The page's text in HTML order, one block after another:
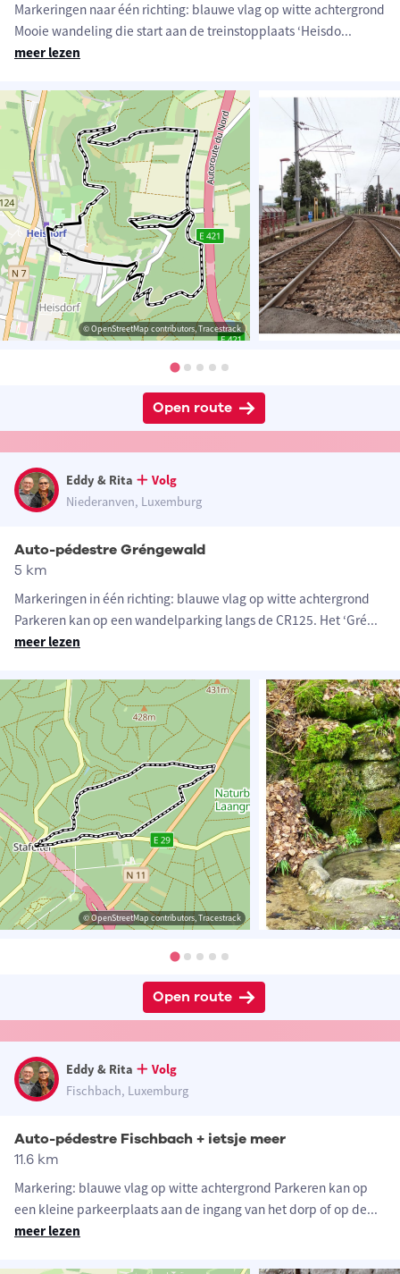
Markeringen naar één richting: blauwe vlag op witte achtergrond
Mooie wandeling die start aan de treinstopplaats ‘Heisdo...
meer lezen
© OpenStreetMap contributors, Tracestrack
Open route
Eddy & Rita
Volg
Niederanven, Luxemburg
Auto-pédestre Gréngewald
5 km
Markeringen in één richting: blauwe vlag op witte achtergrond
Parkeren kan op een wandelparking langs de CR125. Het ‘Gré...
meer lezen
© OpenStreetMap contributors, Tracestrack
Open route
Eddy & Rita
Volg
Fischbach, Luxemburg
Auto-pédestre Fischbach + ietsje meer
11.6 km
Markering: blauwe vlag op witte achtergrond Parkeren kan op
een kleine parkeerplaats aan de ingang van het dorp of op de...
meer lezen